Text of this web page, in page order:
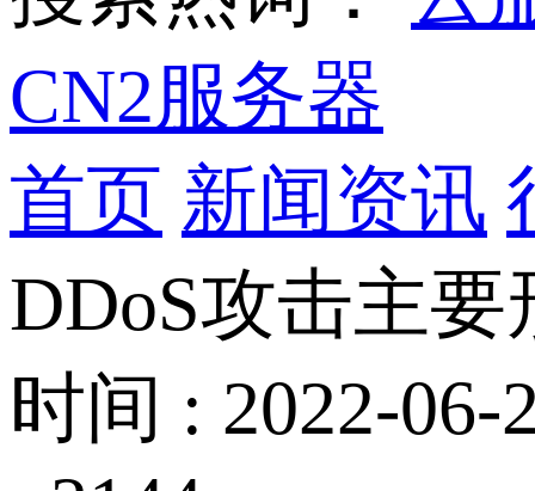
CN2服务器
首页 新闻资讯
DDoS攻击主
时间 : 2022-06-